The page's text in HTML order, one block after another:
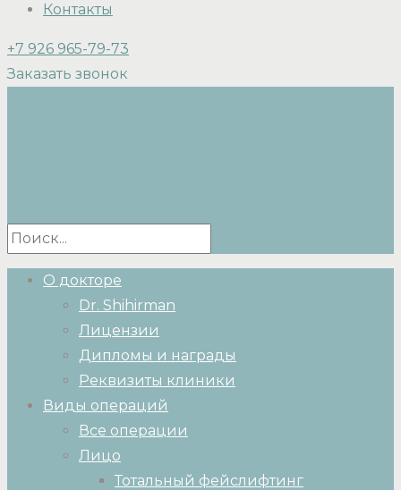
Контакты
+7 926 965-79-73
Заказать звонок
О докторе
Dr. Shihirman
Лицензии
Дипломы и награды
Реквизиты клиники
Виды операций
Все операции
Лицо
Тотальный фейслифтинг